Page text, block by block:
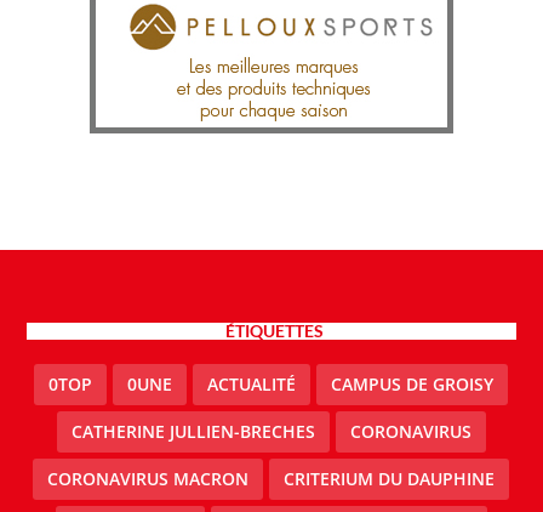
ÉTIQUETTES
0TOP 0UNE ACTUALITÉ CAMPUS DE GROISY
CATHERINE JULLIEN-BRECHES CORONAVIRUS
CORONAVIRUS MACRON CRITERIUM DU DAUPHINE